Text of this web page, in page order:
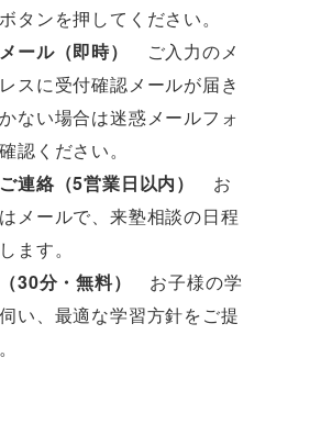
タンを押してください。
ール（即時）
ご入力のメ
スに受付確認メールが届き
ない場合は迷惑メールフォ
認ください。
連絡（5営業日以内）
お
メールで、来塾相談の日程
ます。
30分・無料）
お子様の学
い、最適な学習方針をご提